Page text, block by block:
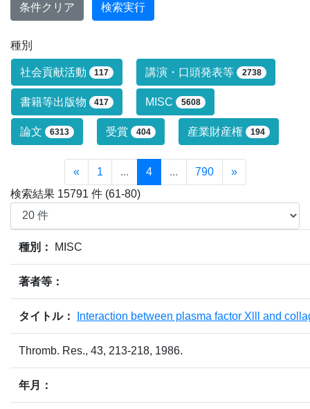
条件クリア 検索実行
種別
研究業績タイプによる絞り込み条件で
社会貢献活動 117 講演・口頭発表等 2738
書籍等出版物 417 MISC 5608
論文 6313 受賞 404 産業財産権 194
« 1 ... 4 ... 790
»
検索結果 15791 件 (61-80)
種別：
MISC
著者等：
タイトル： Interaction between plasma factor Xlll and
Thromb. Res., 43, 213-218, 1986.
年月：